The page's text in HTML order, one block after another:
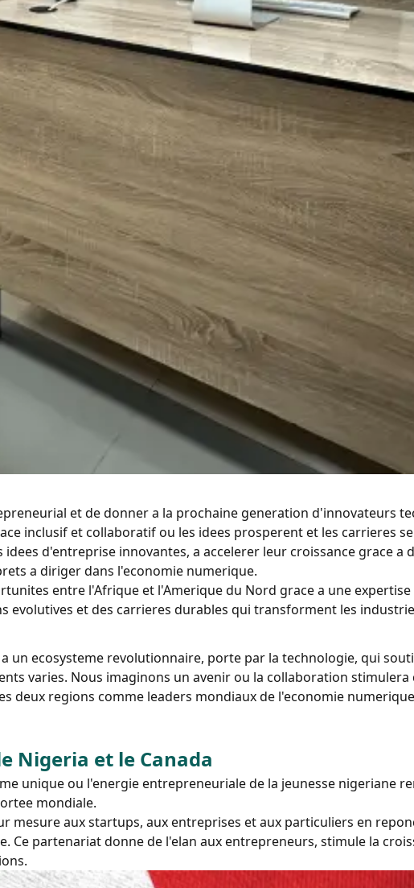
et de donner a la prochaine generation d'innovateurs
inclusif et collaboratif ou les idees prosperent et les carrieres
d'entreprise innovantes, a accelerer leur croissance grace
a diriger dans l'economie numerique.
entre l'Afrique et l'Amerique du Nord grace a une
evolutives et des carrieres durables qui transforment les
un ecosysteme revolutionnaire, porte par la technologie, qui
varies. Nous imaginons un avenir ou la collaboration
deux regions comme leaders mondiaux de l'economie
Nigeria et le Canada
unique ou l'energie entrepreneuriale de la jeunesse nigeriane
mondiale.
mesure aux startups, aux entreprises et aux particuliers en
Ce partenariat donne de l'elan aux entrepreneurs, stimule la